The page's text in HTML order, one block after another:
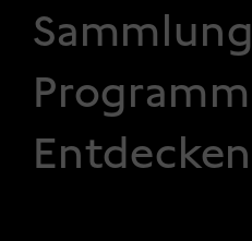
Sammlung
Programm
Entdecken